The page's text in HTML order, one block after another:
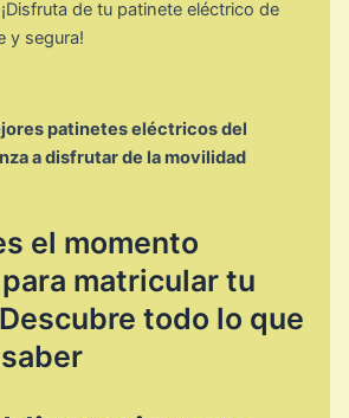
de tu patinete eléctrico de
y segura!
patinetes eléctricos del
a disfrutar de la movilidad
el momento
matricular tu
todo lo que